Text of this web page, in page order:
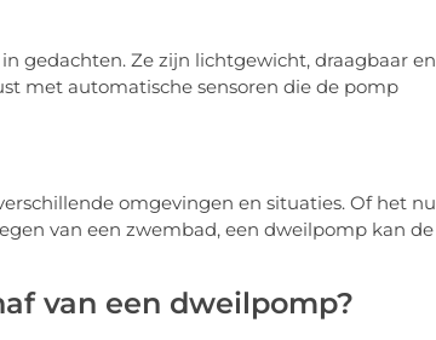
gedachten. Ze zijn lichtgewicht, draagbaar en
met automatische sensoren die de pomp
omgevingen en situaties. Of het nu
van een zwembad, een dweilpomp kan de
van een dweilpomp?